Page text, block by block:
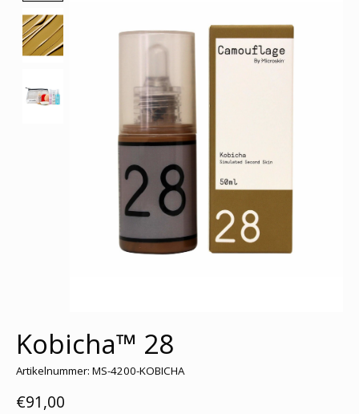
Kobicha™ 28
Artikelnummer: MS-4200-KOBICHA
€91,00